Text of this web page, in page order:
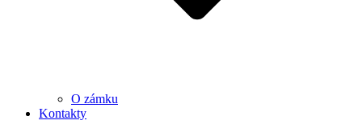
O zámku
Kontakty